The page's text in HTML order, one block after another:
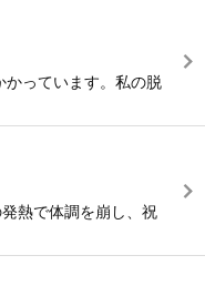
っています。私の脱
熱で体調を崩し、祝